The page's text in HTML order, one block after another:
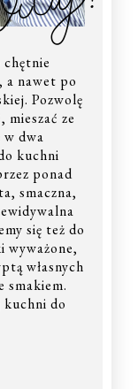
chętnie
a nawet po
Pozwolę
ze
w dwa
kuchni
ponad
smaczna,
się też do
wyważone,
własnych
smakiem.
kuchni do